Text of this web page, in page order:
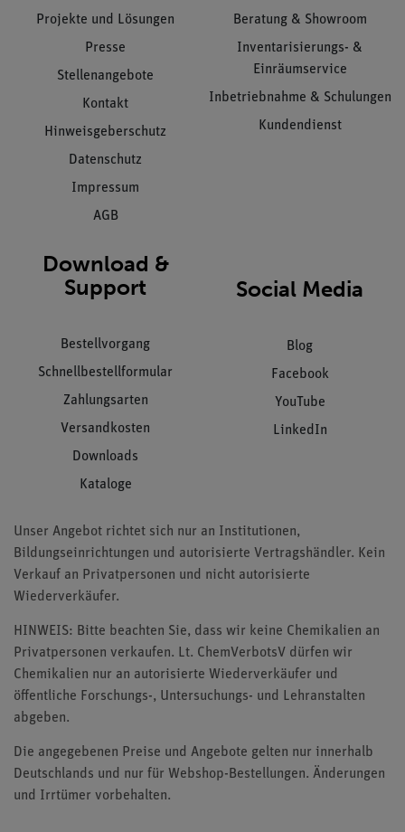
Projekte und Lösungen
Presse
Stellenangebote
Kontakt
Hinweisgeberschutz
Datenschutz
Impressum
AGB
Beratung & Showroom
Inventarisierungs- &
Einräumservice
Inbetriebnahme & Schulungen
Kundendienst
Download &
Support
Bestellvorgang
Schnellbestellformular
Zahlungsarten
Versandkosten
Downloads
Kataloge
Social Media
Blog
Facebook
YouTube
LinkedIn
Unser Angebot richtet sich nur an Institutionen,
Bildungseinrichtungen und autorisierte Vertragshändler. Kein
Verkauf an Privatpersonen und nicht autorisierte
Wiederverkäufer.
HINWEIS: Bitte beachten Sie, dass wir keine Chemikalien an
Privatpersonen verkaufen. Lt. ChemVerbotsV dürfen wir
Chemikalien nur an autorisierte Wiederverkäufer und
öffentliche Forschungs-, Untersuchungs- und Lehranstalten
abgeben.
Die angegebenen Preise und Angebote gelten nur innerhalb
Deutschlands und nur für Webshop-Bestellungen. Änderungen
und Irrtümer vorbehalten.